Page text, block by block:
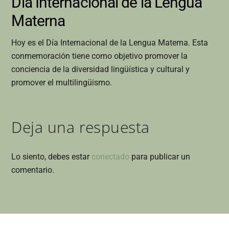
Materna
Hoy es el Día Internacional de la Lengua Materna. Esta
conmemoración tiene como objetivo promover la
conciencia de la diversidad lingüística y cultural y
promover el multilingüismo.
Deja una respuesta
Lo siento, debes estar conectado para publicar un
comentario.